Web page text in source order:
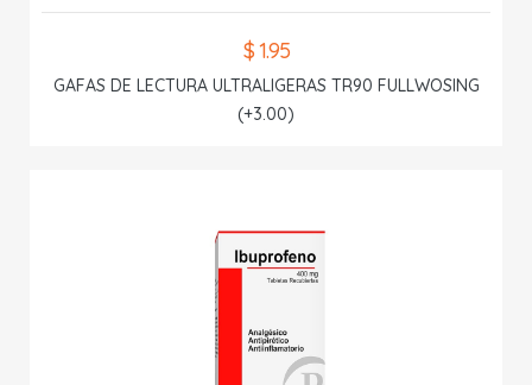
$ 1.95
GAFAS DE LECTURA ULTRALIGERAS TR90 FULLWOSING
(+3.00)